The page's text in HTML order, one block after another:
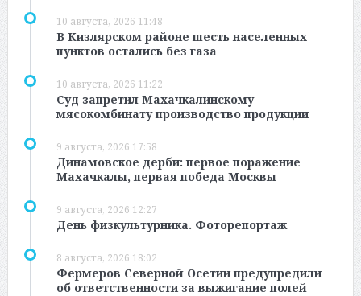
10 августа, 2026 11:48
В Кизлярском районе шесть населенных
пунктов остались без газа
10 августа, 2026 11:22
Суд запретил Махачкалинскому
мясокомбинату производство продукции
9 августа, 2026 17:58
Динамовское дерби: первое поражение
Махачкалы, первая победа Москвы
9 августа, 2026 12:27
День физкультурника. Фоторепортаж
8 августа, 2026 18:02
Фермеров Северной Осетии предупредили
об ответственности за выжигание полей